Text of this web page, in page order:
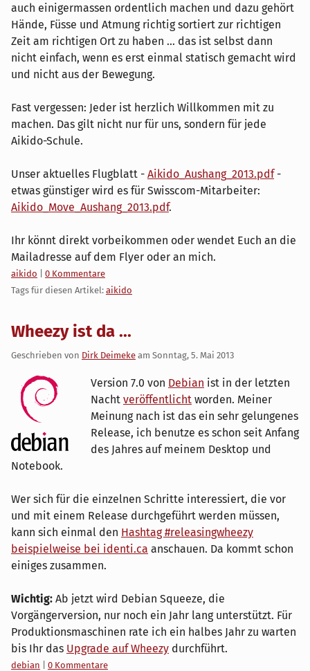
auch einigermassen ordentlich machen und dazu gehört
Hände, Füsse und Atmung richtig sortiert zur richtigen
Zeit am richtigen Ort zu haben ... das ist selbst dann
nicht einfach, wenn es erst einmal statisch gemacht wird
und nicht aus der Bewegung.
Fast vergessen: Jeder ist herzlich Willkommen mit zu
machen. Das gilt nicht nur für uns, sondern für jede
Aikido-Schule.
Unser aktuelles Flugblatt - Aikido_Aushang_2013.pdf-
etwas günstiger wird es für Swisscom-Mitarbeiter:
Aikido_Move_Aushang_2013.pdf.
Ihr könnt direkt vorbeikommen oder wendet Euch an die
Mailadresse auf dem Flyer oder an mich.
Kategorien:
aikido
0 Kommentare
Tags für diesen Artikel: aikido
Wheezy ist da ...
Geschrieben von Dirk Deimeke am Sonntag, 5. Mai 2013
Version 7.0 von Debian ist in der letzten
Nacht veröffentlicht worden. Meiner
Meinung nach ist das ein sehr gelungenes
Release, ich benutze es schon seit Anfang
des Jahres auf meinem Desktop und
Notebook.
Wer sich für die einzelnen Schritte interessiert, die vor
und mit einem Release durchgeführt werden müssen,
kann sich einmal den Hashtag #releasingwheezy
beispielweise bei identi.ca anschauen. Da kommt schon
einiges zusammen.
Wichtig: Ab jetzt wird Debian Squeeze, die
Vorgängerversion, nur noch ein Jahr lang unterstützt. Für
Produktionsmaschinen rate ich ein halbes Jahr zu warten
bis Ihr das Upgrade auf Wheezy durchführt.
Kategorien:
debian
0 Kommentare